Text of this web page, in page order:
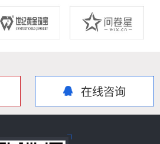
在线咨询